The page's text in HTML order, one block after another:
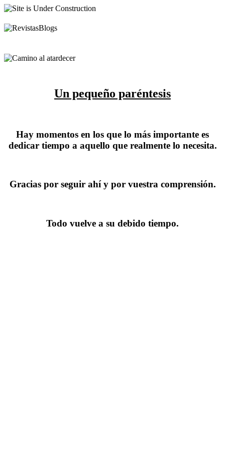
Un pequeño paréntesis
Hay momentos en los que lo más importante es
dedicar tiempo a aquello que realmente lo necesita.
Gracias por seguir ahí y por vuestra comprensión.
Todo vuelve a su debido tiempo.